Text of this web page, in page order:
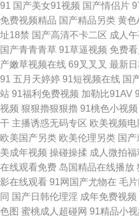
91 国产美女91视频 国产情侣片
免费视频精品 国产精品另类 黄色
址18禁 国产高清不卡二区 成人
国产青青青草 91草逼视频 免费
产嫩草视频在线 69叉叉叉 最新
91 五月天婷婷 91短视频在线 国
站 91福利免费视频 加勒比91AV
视频 狠狠擼狠狠擼 91桃色小视频
干 主播诱惑无码专区 欧美视频电
欧美国产另类 欧美伦理另类 国产
美成年视频 操碰操揉 成人微拍福
在线观看免费 岛国精品在线播放
影在线观看 91网国产尤物在 毛
同 国产日韩伦理淫 成年免费视频
色图 蜜桃成人超碰网 91精品小